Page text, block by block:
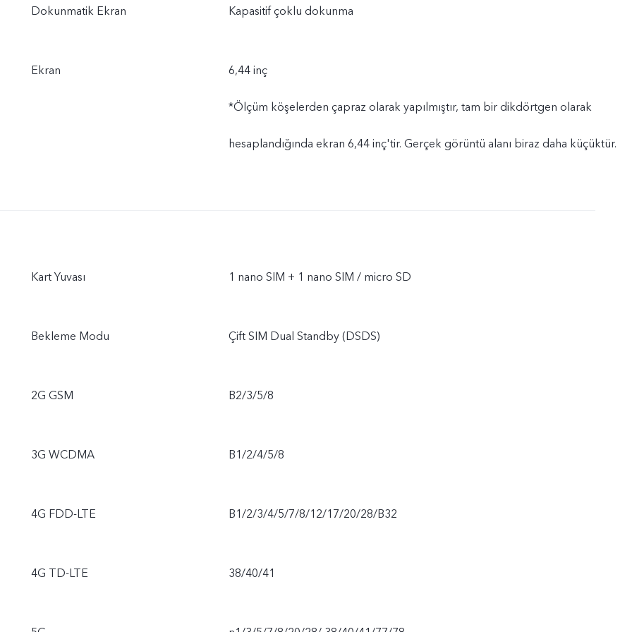
Dokunmatik Ekran Kapasitif çoklu dokunma
Ekran 6,44 inç
*Ölçüm köşelerden çapraz olarak yapılmıştır, tam bir dikdörtgen olarak
hesaplandığında ekran 6,44 inç'tir. Gerçek görüntü alanı biraz daha küçüktür.
Kart Yuvası 1 nano SIM + 1 nano SIM / micro SD
Bekleme Modu Çift SIM Dual Standby (DSDS)
2G GSM B2/3/5/8
3G WCDMA B1/2/4/5/8
4G FDD-LTE B1/2/3/4/5/7/8/12/17/20/28/B32
4G TD-LTE 38/40/41